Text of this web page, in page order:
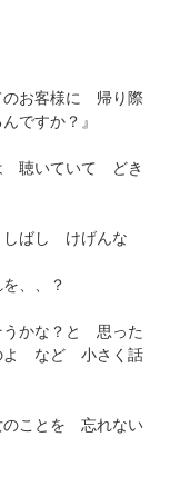
お客様に 帰り際
ですか？』
聴いていて どき
ばし けげんな
、、？
かな？と 思った
よ など 小さく話
ことを 忘れない